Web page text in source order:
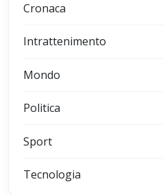
Cronaca
Intrattenimento
Mondo
Politica
Sport
Tecnologia